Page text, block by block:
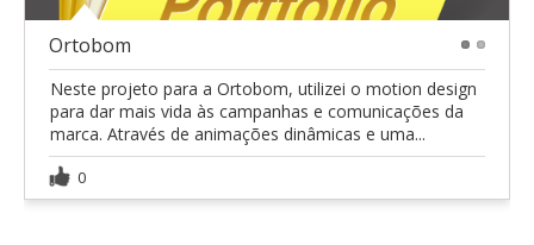
Ortobom
Neste projeto para a Ortobom, utilizei o motion design
para dar mais vida às campanhas e comunicações da
marca. Através de animações dinâmicas e uma...
0